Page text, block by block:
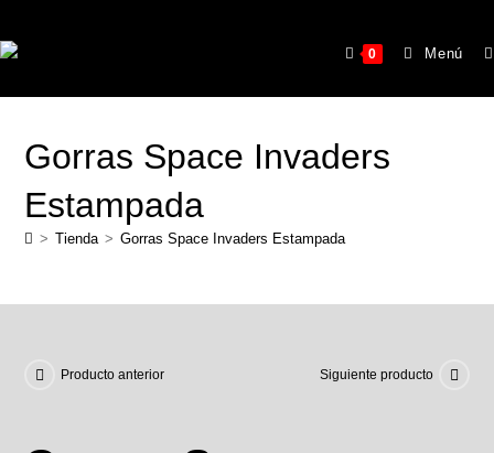
0 Menú
Gorras Space Invaders
Estampada
> Tienda > Gorras Space Invaders Estampada
Producto anterior Siguiente producto